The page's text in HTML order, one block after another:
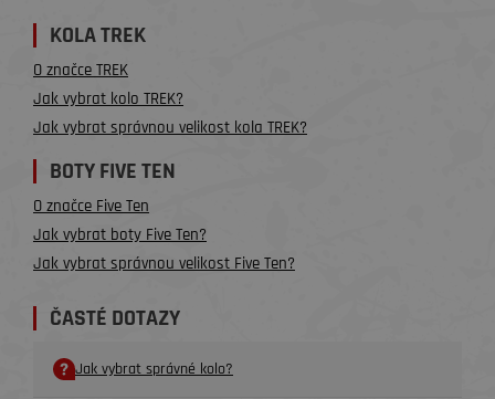
KOLA TREK
O značce TREK
Jak vybrat kolo TREK?
Jak vybrat správnou velikost kola TREK?
BOTY FIVE TEN
O značce Five Ten
Jak vybrat boty Five Ten?
Jak vybrat správnou velikost Five Ten?
ČASTÉ DOTAZY
Jak vybrat správné kolo?